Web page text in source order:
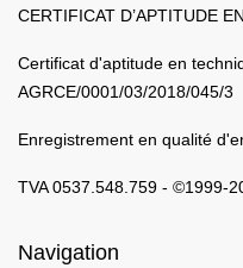
CERTIFICAT D’APTITUDE
Certificat d'aptitude en
AGRCE/0001/03/2018/045/3
Enregistrement en qualité
TVA 0537.548.759 - ©1999-
Navigation